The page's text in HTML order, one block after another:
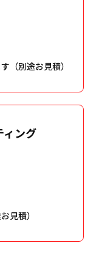
（別途お見積）
ィング
見積）